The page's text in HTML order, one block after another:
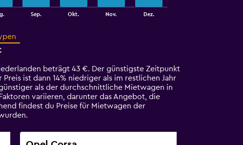
Sep. Okt. Nov. Dez.
beträgt 43 €. Der günstigste Zeitpunkt
ist dann 14% niedriger als im restlichen Jahr
als der durchschnittliche Mietwagen in
variieren, darunter das Angebot, die
findest du Preise für Mietwagen der